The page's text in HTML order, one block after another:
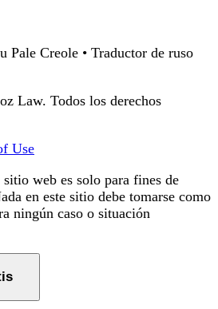
Pale Creole • Traductor de ruso
Law. Todos los derechos
Use
web es solo para fines de
en este sitio debe tomarse como
ningún caso o situación